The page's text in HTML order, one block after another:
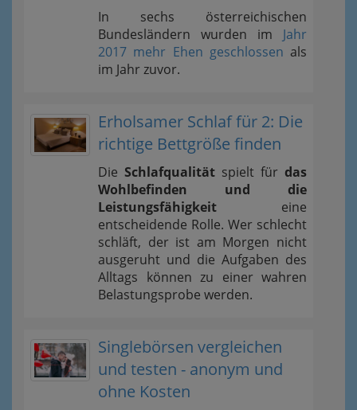
In sechs österreichischen
Bundesländern wurden im Jahr
2017 mehr Ehen geschlossen als
im Jahr zuvor.
Erholsamer Schlaf für 2: Die
richtige Bettgröße finden
Die Schlafqualität spielt für das
Wohlbefinden und die
Leistungsfähigkeit eine
entscheidende Rolle. Wer schlecht
schläft, der ist am Morgen nicht
ausgeruht und die Aufgaben des
Alltags können zu einer wahren
Belastungsprobe werden.
Singlebörsen vergleichen
und testen - anonym und
ohne Kosten